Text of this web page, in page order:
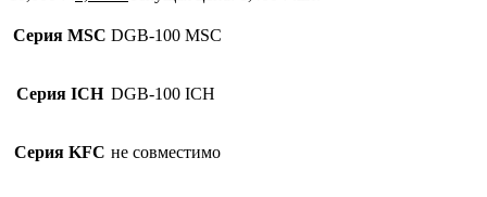
Серия MSC DGB-100 MSC
Серия ICH DGB-100 ICH
Серия KFC не совместимо